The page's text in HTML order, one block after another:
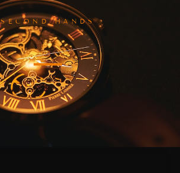
SECOND HANDS